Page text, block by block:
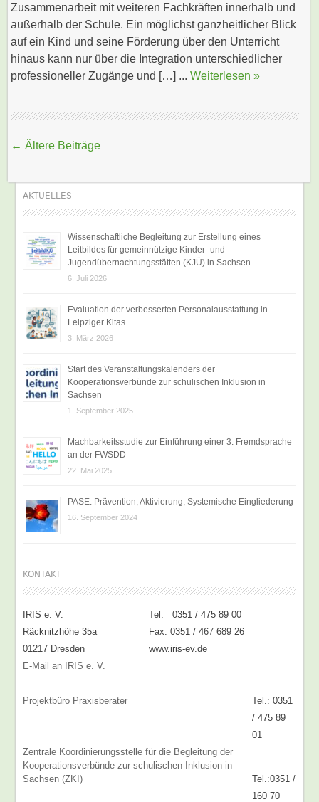
Zusammenarbeit mit weiteren Fachkräften innerhalb und
außerhalb der Schule. Ein möglichst ganzheitlicher Blick
auf ein Kind und seine Förderung über den Unterricht
hinaus kann nur über die Integration unterschiedlicher
professioneller Zugänge und […] ...Weiterlesen »
Beitragsnavigation
← Ältere Beiträge
AKTUELLES
Wissenschaftliche Begleitung zur Erstellung eines
Leitbildes für gemeinnützige Kinder- und
Jugendübernachtungsstätten (KJÜ) in Sachsen
6. Juli 2026
Evaluation der verbesserten Personalausstattung in
Leipziger Kitas
3. März 2026
Start des Veranstaltungskalenders der
Kooperationsverbünde zur schulischen Inklusion in
Sachsen
1. September 2025
Machbarkeitsstudie zur Einführung einer 3. Fremdsprache
an der FWSDD
22. Mai 2025
PASE: Prävention, Aktivierung, Systemische Eingliederung
16. September 2024
KONTAKT
IRIS e. V.
Tel: 0351 / 475 89 00
Räcknitzhöhe 35a
Fax: 0351 / 467 689 26
01217 Dresden
www.iris-ev.de
E-Mail an IRIS e. V.
Projektbüro Praxisberater
Tel.: 0351
/ 475 89
01
Zentrale Koordinierungsstelle für die Begleitung der
Kooperationsverbünde zur schulischen Inklusion in
Sachsen (ZKI)
Tel.:0351 /
160 70